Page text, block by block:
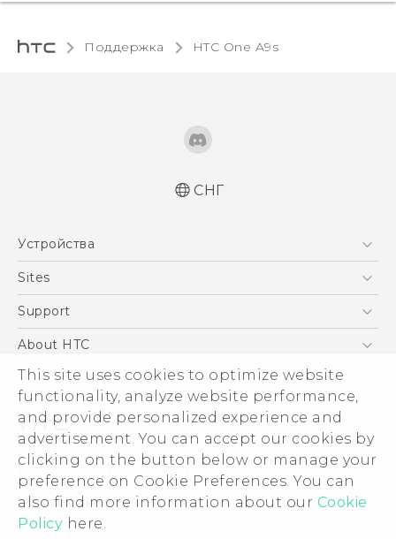
This site uses cookies to optimize website
functionality, analyze website performance,
and provide personalized experience and
advertisement. You can accept our cookies by
clicking on the button below or manage your
preference on Cookie Preferences. You can
also find more information about our Cookie
Policy here.
Поддержка HTC One A9s‎
Русский - Руководство пользователя
Қазақ - Пайдаланушы нұсқаулығы
СНГ
Устройства
5G
EXODUS
VIVE
Sites
HTC Dev
Support
ПОДДЕРЖКА
About HTC
ESG
Инвестирование
Политика конфиденциальности
Безопасность продуктов
Вакансии
Security and Privacy Whitepaper
© 2011-2026 HTC Corporation
Условия использования.